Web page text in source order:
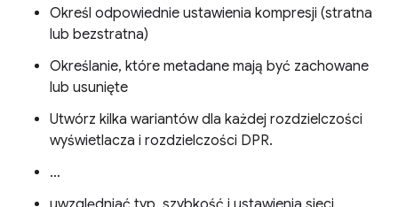
Określ odpowiednie ustawienia kompresji (stratna
lub bezstratna)
Określanie, które metadane mają być zachowane
lub usunięte
Utwórz kilka wariantów dla każdej rozdzielczości
wyświetlacza i rozdzielczości DPR.
…